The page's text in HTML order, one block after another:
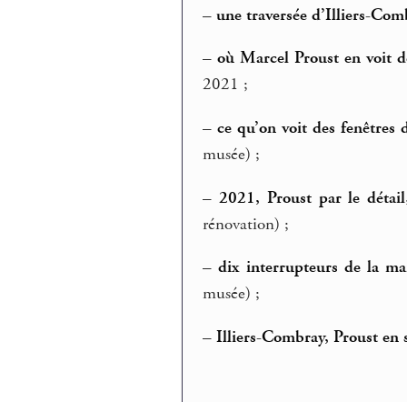
– une traversée d’Illiers-
– où Marcel Proust en voit
2021 ;
– ce qu’on voit des
musée) ;
– 2021, Proust par le détail
rénovation) ;
– dix interrupteurs de la
musée) ;
– Illiers-Combray, Proust en